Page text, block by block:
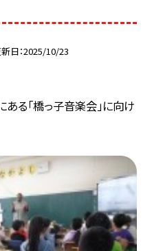
日 2025/10/23
ある「橋っ子音楽会」に向け